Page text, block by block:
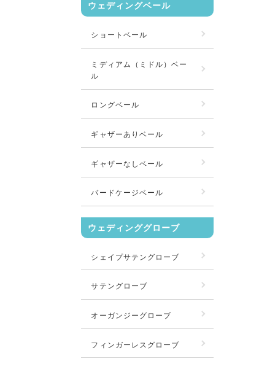
ウェディングベール
ショートベール
ミディアム（ミドル）ベー
ル
ロングベール
ギャザーありベール
ギャザーなしベール
バードケージベール
ウェディンググローブ
シェイプサテングローブ
サテングローブ
オーガンジーグローブ
フィンガーレスグローブ